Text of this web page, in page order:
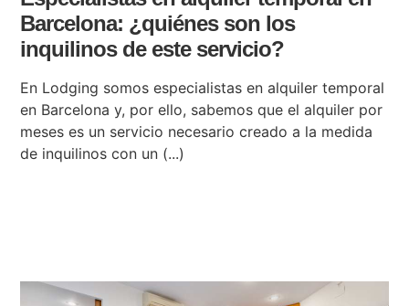
Barcelona: ¿quiénes son los
inquilinos de este servicio?
En Lodging somos especialistas en alquiler temporal
en Barcelona y, por ello, sabemos que el alquiler por
meses es un servicio necesario creado a la medida
de inquilinos con un (...)